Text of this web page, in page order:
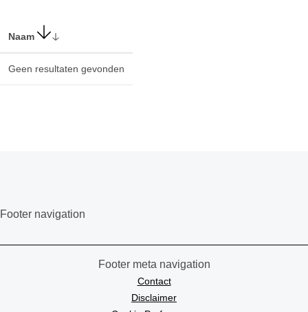
Naam
Geen resultaten gevonden
Footer navigation
Footer meta navigation
Contact
Disclaimer